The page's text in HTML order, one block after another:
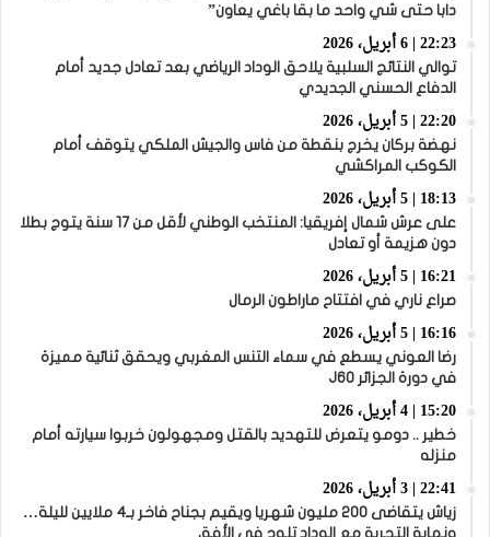
دابا حتى شي واحد ما بقا باغي يعاون”
22:23 | 6 أبريل، 2026
توالي النتائج السلبية يلاحق الوداد الرياضي بعد تعادل جديد أمام
الدفاع الحسني الجديدي
22:20 | 5 أبريل، 2026
نهضة بركان يخرج بنقطة من فاس والجيش الملكي يتوقف أمام
الكوكب المراكشي
18:13 | 5 أبريل، 2026
على عرش شمال إفريقيا: المنتخب الوطني لأقل من 17 سنة يتوج بطلا
دون هزيمة أو تعادل
16:21 | 5 أبريل، 2026
صراع ناري في افتتاح ماراطون الرمال
16:16 | 5 أبريل، 2026
رضا العوني يسطع في سماء التنس المغربي ويحقق ثنائية مميزة
في دورة الجزائر J60
15:20 | 4 أبريل، 2026
خطير .. دومو يتعرض للتهديد بالقتل ومجهولون خربوا سيارته أمام
منزله
22:41 | 3 أبريل، 2026
زياش يتقاضى 200 مليون شهريا ويقيم بجناح فاخر بـ4 ملايين لليلة…
ونهاية التجربة مع الوداد تلوح في الأفق